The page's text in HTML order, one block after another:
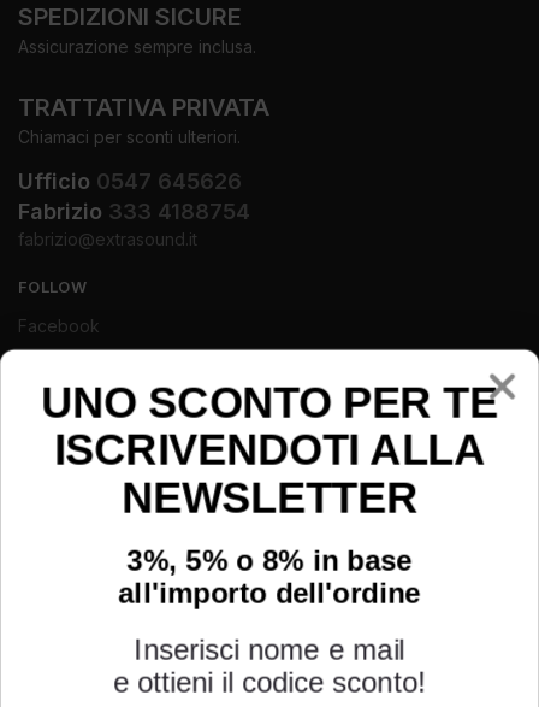
SPEDIZIONI SICURE
Assicurazione sempre inclusa.
TRATTATIVA PRIVATA
Chiamaci per sconti ulteriori.
Ufficio 0547 645626
Fabrizio 333 4188754
fabrizio@extrasound.it
FOLLOW
Facebook
Instagram
Youtube
UNO SCONTO PER TE
ISCRIVENDOTI ALLA
NEWSLETTER
3%, 5% o 8% in base
all'importo dell'ordine
Inserisci nome e mail
e ottieni il codice sconto!